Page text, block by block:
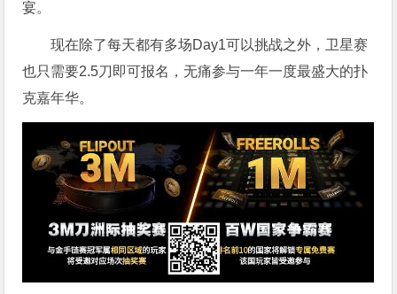
宴。
现在除了每天都有多场Day1可以挑战之外，卫星赛
也只需要2.5刀即可报名，无痛参与一年一度最盛大的扑
克嘉年华。